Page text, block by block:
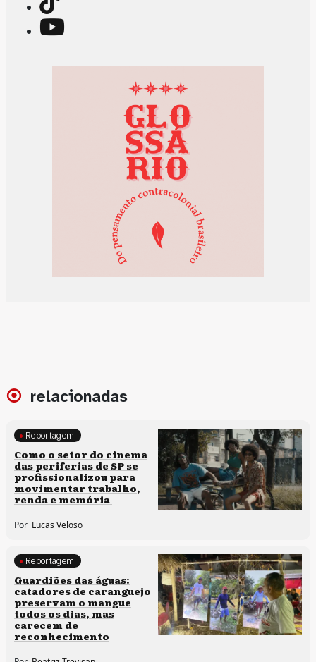
relacionadas
Políticas culturais
Reportagem
Como o setor do cinema
das periferias de SP se
profissionalizou para
movimentar trabalho,
renda e memória
Por Lucas Veloso
Clima e cultura
Reportagem
Guardiões das águas:
catadores de caranguejo
preservam o mangue
todos os dias, mas
carecem de
reconhecimento